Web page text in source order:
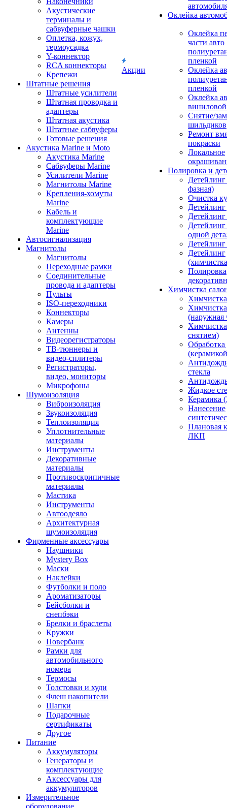
Акустические
терминалы и
сабвуферные чашки
Оплетка, кожух,
термоусадка
Y-коннектор
RCA коннекторы
Крепежи
Штатные решения
Штатные усилители
Штатная проводка и
адаптеры
Штатная акустика
Штатные сабвуферы
Готовые решения
Акустика Marine и Moto
Акустика Marine
Сабвуферы Marine
Усилители Marine
Магнитолы Marine
Крепления-хомуты
Marine
Кабель и
комплектующие
Marine
Автосигнализация
Магнитолы
Магнитолы
Переходные рамки
Соединительные
провода и адаптеры
Пульты
ISO-переходники
Коннекторы
Камеры
Антенны
Видеорегистраторы
ТВ-тюннеры и
видео-сплитеры
Регистраторы,
видео, мониторы
Микрофоны
Шумоизоляция
Виброизоляция
Звукоизоляция
Теплоизоляция
Уплотнительные
материалы
Инструменты
Декоративные
материалы
Противоскрипичные
материалы
Мастика
Инструменты
Автоодеяло
Архитектурная
шумоизоляция
Фирменные аксессуары
Наушники
Mystery Box
Маски
Наклейки
Футболки и поло
Ароматизаторы
Бейсболки и
снепбэки
Брелки и браслеты
Кружки
Повербанк
Рамки для
автомобильного
номера
Термосы
Толстовки и худи
Флеш накопители
Шапки
Подарочные
сертификаты
Другое
Питание
Аккумуляторы
Генераторы и
комплектующие
Аксессуары для
аккумуляторов
Измерительное
оборудование
Акции
Оклейка
Оклейка
части авто
пленкой
Оклейка
пленкой
Оклейка
Снятие/
шильдиков
Ремонт
покраски
Локальное
Полировка и
фазная)
Очистка
Детейлинг
одной
Детейлинг
Полировка
Химчистка
(наружная
снятием)
Обработка
стекла
Жидкое
Керамика
Нанесение
Плановая
ЛКП